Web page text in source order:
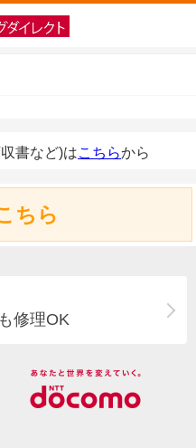
書など)はこちらから
ちら
修理OK